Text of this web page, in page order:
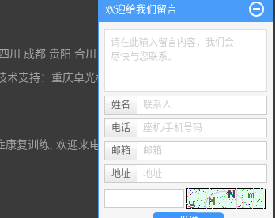
四川 成都 贵阳 合川 万州 涪陵 重庆
术支持： 重庆卓光科技
康复训练, 欢迎来电咨询!
欢迎给我们留言
请在此输入留言内容，我们会
尽快与您联系。
姓名 联系人
电话 座机/手机号码
邮箱 邮箱
地址 地址